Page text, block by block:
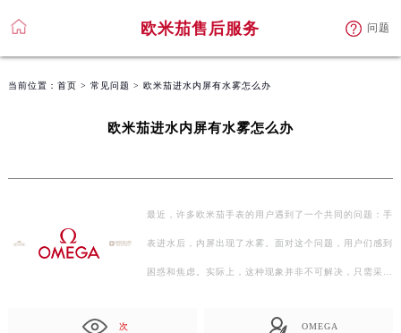
欧米茄售后服务 问题
当前位置： 首页 > 常见问题 > 欧米茄进水内屏有水雾怎么办
欧米茄进水内屏有水雾怎么办
最近，许多欧米茄手表的用户遇到了一个共同的问题：手
表进水后，内屏出现了水雾。面对这个问题，用户们感到
困惑和焦虑。实际上，这种现象并非不可解决，只需采取
次 OMEGA